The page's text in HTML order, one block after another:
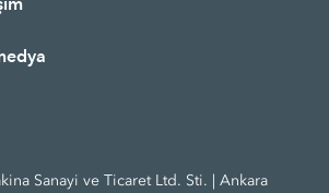
Sanayi ve Ticaret Ltd. Sti. | Ankara